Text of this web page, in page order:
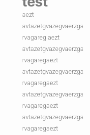
aezt
avtazetgvazegvaerzga
rvagareg aezt
avtazetgvazegvaerzga
rvagaregaezt
avtazetgvazegvaerzga
rvagaregaezt
avtazetgvazegvaerzga
rvagaregaezt
avtazetgvazegvaerzga
rvagaregaezt